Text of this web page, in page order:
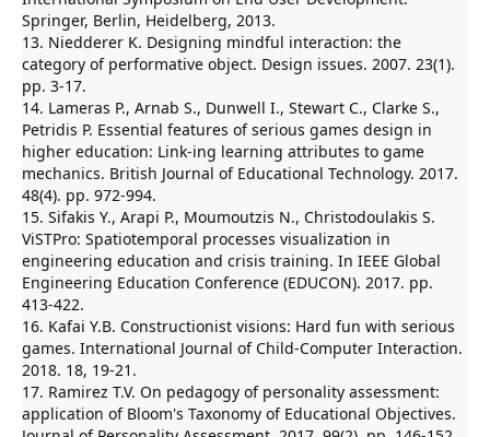
Springer, Berlin, Heidelberg, 2013.
13. Niedderer K. Designing mindful interaction: the
category of performative object. Design issues. 2007. 23(1).
pp. 3-17.
14. Lameras P., Arnab S., Dunwell I., Stewart C., Clarke S.,
Petridis P. Essential features of serious games design in
higher education: Link-ing learning attributes to game
mechanics. British Journal of Educational Technology. 2017.
48(4). pp. 972-994.
15. Sifakis Y., Arapi P., Moumoutzis N., Christodoulakis S.
ViSTPro: Spatiotemporal processes visualization in
engineering education and crisis training. In IEEE Global
Engineering Education Conference (EDUCON). 2017. pp.
413-422.
16. Kafai Y.B. Constructionist visions: Hard fun with serious
games. International Journal of Child-Computer Interaction.
2018. 18, 19-21.
17. Ramirez T.V. On pedagogy of personality assessment:
application of Bloom's Taxonomy of Educational Objectives.